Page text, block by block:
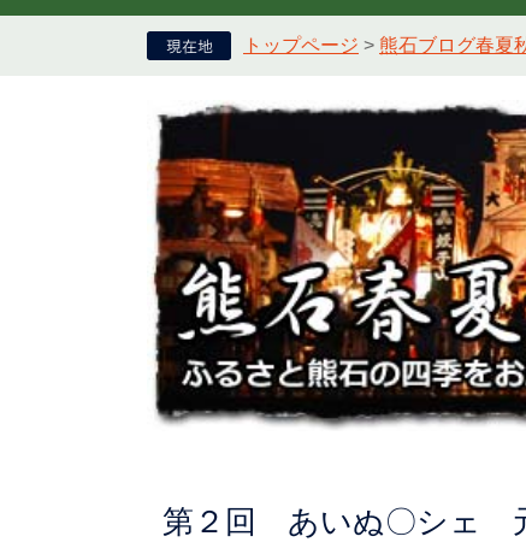
トップページ > 熊石ブログ春夏
第２回 あいぬ〇シェ